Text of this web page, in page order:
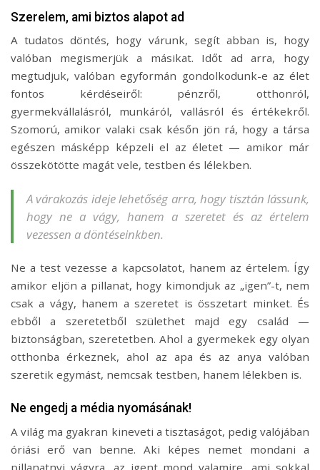
Szerelem, ami biztos alapot ad
A tudatos döntés, hogy várunk, segít abban is, hogy
valóban megismerjük a másikat. Időt ad arra, hogy
megtudjuk, valóban egyformán gondolkodunk-e az élet
fontos kérdéseiről: pénzről, otthonról,
gyermekvállalásról, munkáról, vallásról és értékekről.
Szomorú, amikor valaki csak későn jön rá, hogy a társa
egészen másképp képzeli el az életet — amikor már
összekötötte magát vele, testben és lélekben.
A várakozás ideje lehetőség arra, hogy tisztán lássunk,
hogy ne a vágy, hanem a szeretet és az értelem
vezessen a döntéseinkben.
Ne a test vezesse a kapcsolatot, hanem az értelem. Így
amikor eljön a pillanat, hogy kimondjuk az „igen”-t, nem
csak a vágy, hanem a szeretet is összetart minket. És
ebből a szeretetből születhet majd egy család —
biztonságban, szeretetben. Ahol a gyermekek egy olyan
otthonba érkeznek, ahol az apa és az anya valóban
szeretik egymást, nemcsak testben, hanem lélekben is.
Ne engedj a média nyomásának!
A világ ma gyakran kineveti a tisztaságot, pedig valójában
óriási erő van benne. Aki képes nemet mondani a